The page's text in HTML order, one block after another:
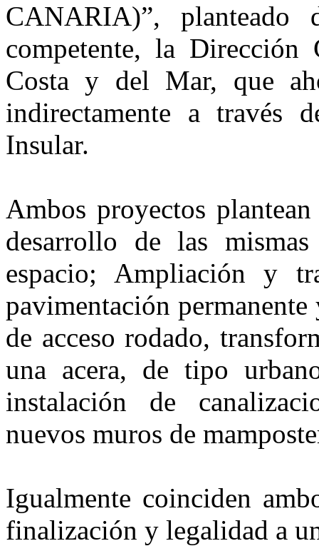
CANARIA)”, planteado
competente, la Dirección
Costa y del Mar, que
indirectamente a través
Insular.
Ambos proyectos
desarrollo de las
espacio; Ampliación y
pavimentación
de acceso rodado,
una acera, de tipo
instalación de
nuevos muros de
Igualmente coinciden
finalización y legalidad a